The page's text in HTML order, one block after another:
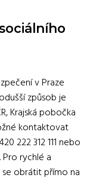
v Praze
způsob je
Krajská pobočka
kontaktovat
222 312 111 nebo
Pro rychlé a
obrátit přímo na